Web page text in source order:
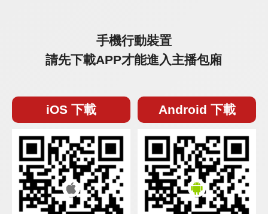
手機行動裝置
請先下載APP才能進入主播包廂
iOS 下載 Android 下載